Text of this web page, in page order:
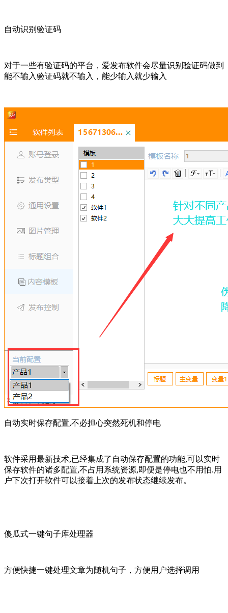
自动识别验证码
对于一些有验证码的平台，爱发布软件会尽量识别验证码做到
能不输入验证码就不输入，能少输入就少输入
自动实时保存配置,不必担心突然死机和停电
软件采用最新技术,已经集成了自动保存配置的功能,可以实时
保存软件的诸多配置,不占用系统资源,即便是停电也不用怕.用
户下次打开软件可以接着上次的发布状态继续发布。
傻瓜式一键句子库处理器
方便快捷一键处理文章为随机句子，方便用户选择调用